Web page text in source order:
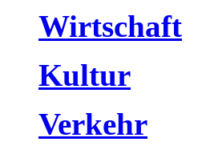
Wirtschaft
Kultur
Verkehr